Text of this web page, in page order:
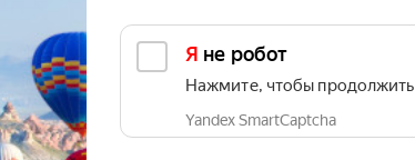
Я не робот
Нажмите, чтобы продолжить
Yandex SmartCaptcha